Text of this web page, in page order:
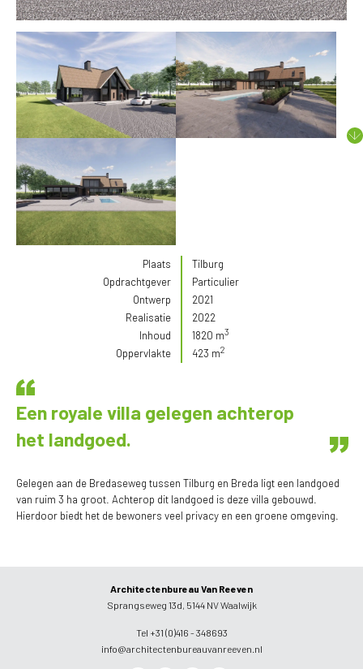
Plaats
Tilburg
Opdrachtgever
Particulier
Ontwerp
2021
Realisatie
2022
Inhoud
1820 m3
Oppervlakte 423 m2
Een royale villa gelegen achterop
het landgoed.
Gelegen aan de Bredaseweg tussen Tilburg en Breda ligt een landgoed
van ruim 3 ha groot. Achterop dit landgoed is deze villa gebouwd.
Hierdoor biedt het de bewoners veel privacy en een groene omgeving.
Architectenbureau Van Reeven
Sprangseweg 13d, 5144 NV Waalwijk
Tel +31 (0)416 - 348693
info@architectenbureauvanreeven.nl